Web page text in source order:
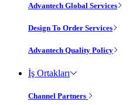
Advantech Global Services
Design To Order Services
Advantech Quality Policy
İş Ortakları
Channel Partners